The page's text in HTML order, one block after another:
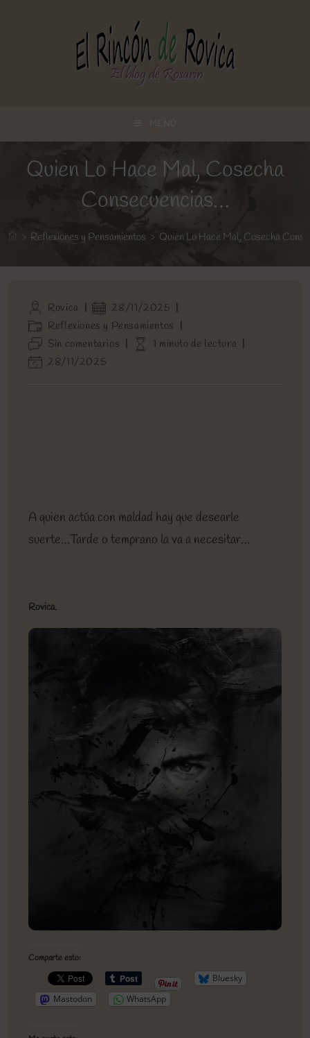
Quien Lo Hace Mal, Cosecha
Consecuencias…
> Reflexiones y Pensamientos > Quien Lo Hace Mal, Cosecha
Autor
de
la
entrada:
Rovica
Publicación
la
entrada:
28/11/2025
Categoría
de
la
entrada:
Reflexiones y Pensamientos
Comentarios
de
la
Sin comentarios
Tiempo1 minuto de lectura
Última28/11/2025
A quien actúa con maldad hay que desearle
suerte…Tarde o temprano la va a necesitar…
Rovica.
Comparte esto:
Bluesky
Mastodon
WhatsApp